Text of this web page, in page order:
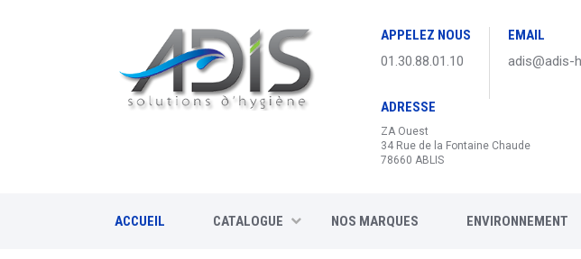
APPELEZ NOUS
01.30.88.01.10
EMAIL
adis@adis-
ADRESSE
ZA Ouest
34 Rue de la Fontaine Chaude
78660 ABLIS
ACCUEIL CATALOGUE NOS MARQUES ENVIRONNEMENT